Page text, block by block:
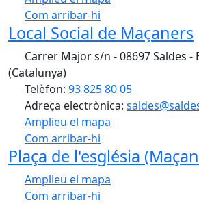
Com arribar-hi
+
−
Local Social de Maçaners
Carrer Major s/n - 08697 Saldes -
(Catalunya)
Telèfon: 93 825 80 05
Adreça electrònica:
Amplieu el mapa
Com arribar-hi
+
−
Plaça de l'església
Amplieu el mapa
Com arribar-hi